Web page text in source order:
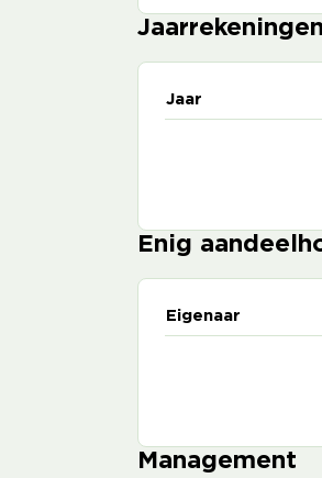
Jaarrekeningen
Jaar
Enig
Eigenaar
Management